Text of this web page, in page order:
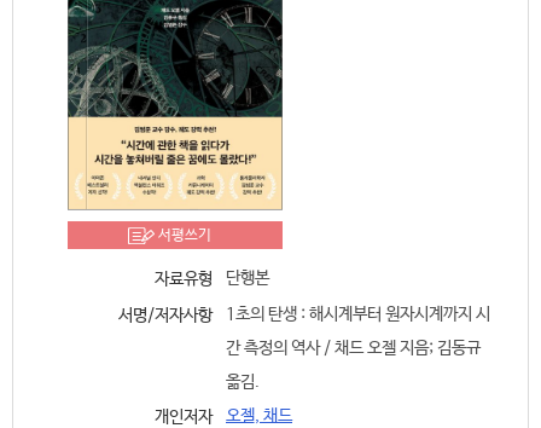
서평쓰기
자료유형
단행본
서명/저자사항
1초의 탄생 : 해시계부터 원자시계까지 시
간 측정의 역사 / 채드 오젤 지음; 김동규
옮김.
개인저자
오젤, 채드